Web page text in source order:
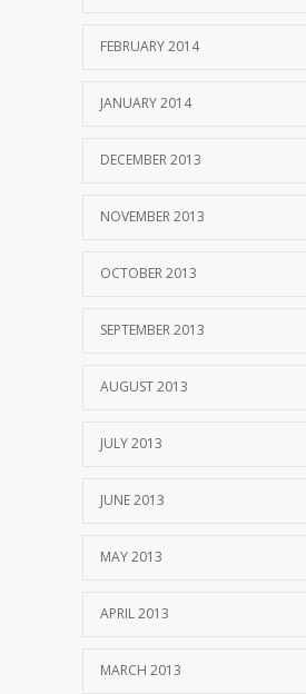
FEBRUARY 2014
JANUARY 2014
DECEMBER 2013
NOVEMBER 2013
OCTOBER 2013
SEPTEMBER 2013
AUGUST 2013
JULY 2013
JUNE 2013
MAY 2013
APRIL 2013
MARCH 2013